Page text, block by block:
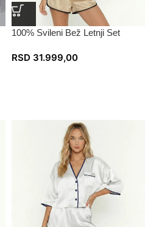
100% Svileni Bež Letnji Set
RSD 31.999,00